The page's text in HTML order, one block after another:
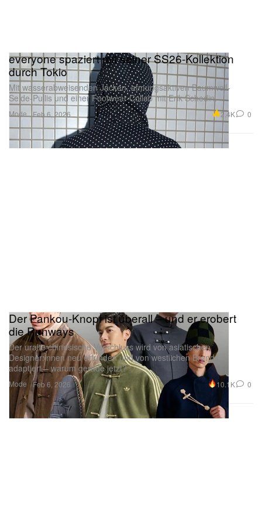
Mode
everyone spaziert mit seiner SS26-Kollektion
durch Tokio
Mit wasserabweisenden Jacken, atmungsaktiven Baumwoll-
Seide-Pullis und einer Footwear-Collab mit Erik Schedin.
Feb 6, 2026 2.4K 0
Mode
Der Pankou-Knopf ist überall – und er erobert
die Runways
Der uralte chinesische Verschluss wird von asiatischen
Designer:innen neu erfunden und von westlichen Brands
adaptiert – warum gerade jetzt?
Feb 6, 2026 10.1K 0